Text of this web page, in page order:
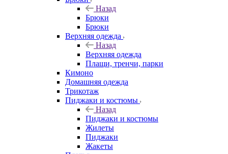
Назад
Брюки
Брюки
Верхняя одежда
Назад
Верхняя одежда
Плащи, тренчи, парки
Кимоно
Домашняя одежда
Трикотаж
Пиджаки и костюмы
Назад
Пиджаки и костюмы
Жилеты
Пиджаки
Жакеты